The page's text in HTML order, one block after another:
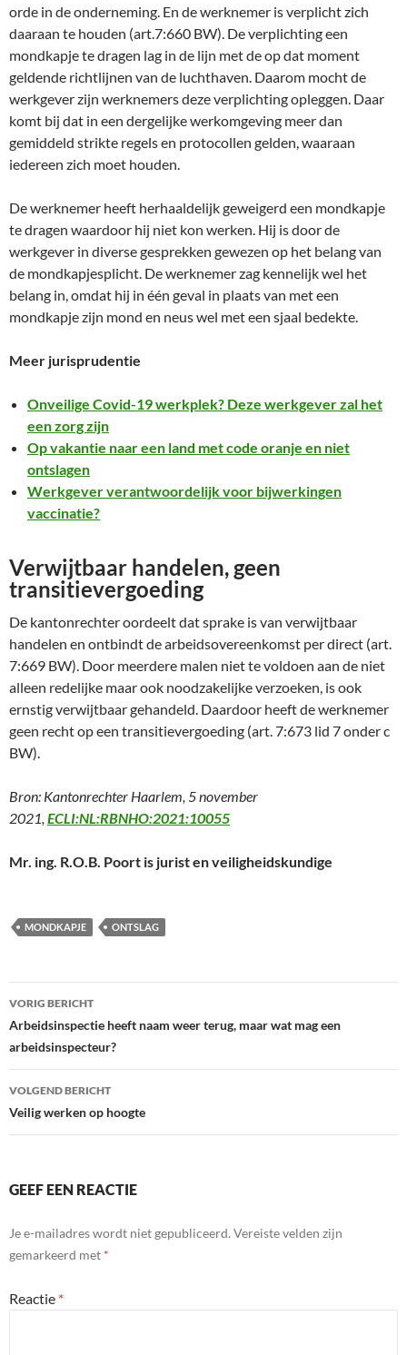
orde in de onderneming. En de werknemer is verplicht zich
daaraan te houden (art.7:660 BW). De verplichting een
mondkapje te dragen lag in de lijn met de op dat moment
geldende richtlijnen van de luchthaven. Daarom mocht de
werkgever zijn werknemers deze verplichting opleggen. Daar
komt bij dat in een dergelijke werkomgeving meer dan
gemiddeld strikte regels en protocollen gelden, waaraan
iedereen zich moet houden.
De werknemer heeft herhaaldelijk geweigerd een mondkapje
te dragen waardoor hij niet kon werken. Hij is door de
werkgever in diverse gesprekken gewezen op het belang van
de mondkapjesplicht. De werknemer zag kennelijk wel het
belang in, omdat hij in één geval in plaats van met een
mondkapje zijn mond en neus wel met een sjaal bedekte.
Meer jurisprudentie
Onveilige Covid-19 werkplek? Deze werkgever zal het
een zorg zijn
Op vakantie naar een land met code oranje en niet
ontslagen
Werkgever verantwoordelijk voor bijwerkingen
vaccinatie?
Verwijtbaar handelen, geen
transitievergoeding
De kantonrechter oordeelt dat sprake is van verwijtbaar
handelen en ontbindt de arbeidsovereenkomst per direct (art.
7:669 BW). Door meerdere malen niet te voldoen aan de niet
alleen redelijke maar ook noodzakelijke verzoeken, is ook
ernstig verwijtbaar gehandeld. Daardoor heeft de werknemer
geen recht op een transitievergoeding (art. 7:673 lid 7 onder c
BW).
Bron: Kantonrechter Haarlem, 5 november
2021, ECLI:NL:RBNHO:2021:10055
Mr. ing. R.O.B. Poort is jurist en veiligheidskundige
MONDKAPJE ONTSLAG
Bericht
navigatie
VORIG BERICHT
Arbeidsinspectie heeft naam weer terug, maar wat mag een
arbeidsinspecteur?
VOLGEND BERICHT
Veilig werken op hoogte
GEEF EEN REACTIE
Je e-mailadres wordt niet gepubliceerd. Vereiste velden zijn
gemarkeerd met *
Reactie *